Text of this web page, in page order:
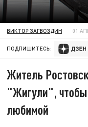
ВИКТОР ЗАГВОЗДИН 01
ПОДПИШИТЕСЬ:
Житель
"Жигули", чтобы
любимой